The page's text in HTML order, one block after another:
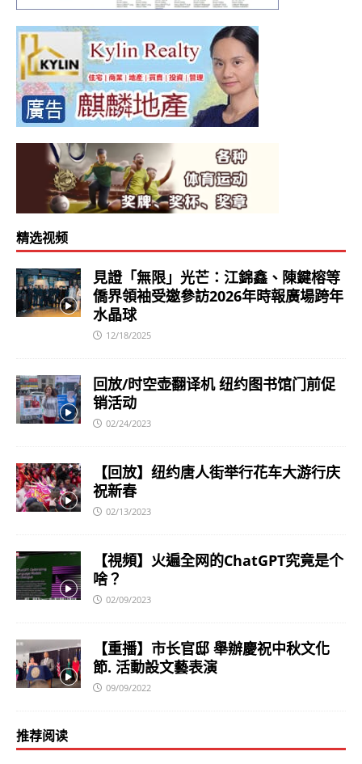
精选视频
見證「無限」光芒：江錦鑫、陳鍵榕等
僑界領袖受邀參訪2026年時報廣場跨年
水晶球
12/18/2025
回放/时空壶翻译机 纽约图书馆门前促
销活动
02/24/2023
【回放】纽约唐人街举行花车大游行庆
祝新春
02/13/2023
【視頻】火遍全网的ChatGPT究竟是个
啥？
02/09/2023
【重播】市长官邸 舉辦慶祝中秋文化
節. 活動設文藝表演
09/09/2022
推荐阅读